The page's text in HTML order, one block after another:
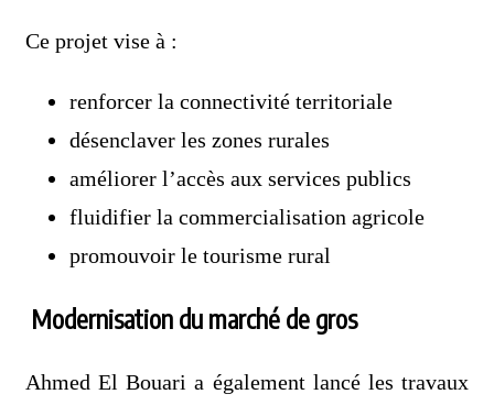
Ce projet vise à :
renforcer la connectivité territoriale
désenclaver les zones rurales
améliorer l’accès aux services publics
fluidifier la commercialisation agricole
promouvoir le tourisme rural
Modernisation du marché de gros
Ahmed El Bouari a également lancé les travaux